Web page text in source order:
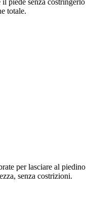
piede senza costringerlo
totale.
per lasciare al piedino
senza costrizioni.